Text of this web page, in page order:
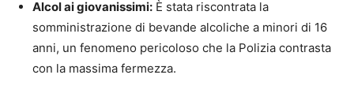
Alcol ai giovanissimi: È stata riscontrata la
somministrazione di bevande alcoliche a minori di 16
anni, un fenomeno pericoloso che la Polizia contrasta
con la massima fermezza.